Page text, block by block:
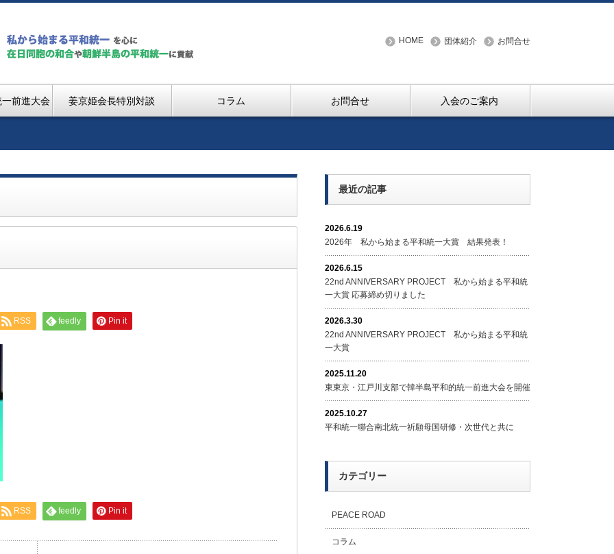
HOME 団体紹介 お問合せ
前進大会 姜京姫会長特別対談 コラム お問合せ 入会のご案内
RSS feedly Pin it
RSS feedly Pin it
最近の記事
2026.6.19
2026年 私から始まる平和統一大賞 結果発表！
2026.6.15
22nd ANNIVERSARY PROJECT 私から始まる平和統
一大賞 応募締め切りました
2026.3.30
22nd ANNIVERSARY PROJECT 私から始まる平和統
一大賞
2025.11.20
東東京・江戸川支部で韓半島平和的統一前進大会を開催
2025.10.27
平和統一聯合南北統一祈願母国研修・次世代と共に
カテゴリー
PEACE ROAD
コラム